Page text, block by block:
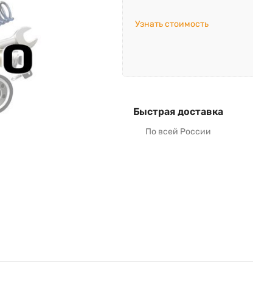
Узнать стоимость
Быстрая доставка
По всей России